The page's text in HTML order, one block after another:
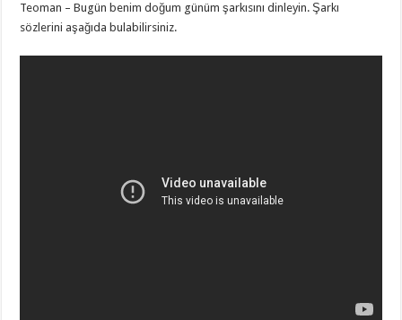
Teoman – Bugün benim doğum günüm şarkısını dinleyin. Şarkı
sözlerini aşağıda bulabilirsiniz.